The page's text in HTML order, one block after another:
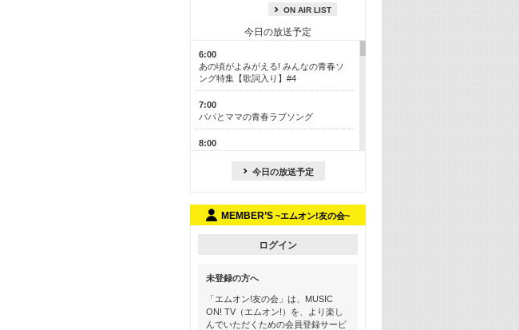
ON AIR LIST
今日の放送予定
6:00
あの頃がよみがえる! みんなの青春ソ
ング特集【歌詞入り】#4
7:00
パパとママの青春ラブソング
8:00
13:00
15:30
この夏聴きたい! サマーソングメドレ
ー【歌詞入り】 #4
今日の放送予定
MEMBER’S ~エムオン!友の会~
ログイン
未登録の方へ
「エムオン!友の会」は、MUSIC
ON! TV（エムオン!）を、より楽し
んでいただくための会員登録サービ